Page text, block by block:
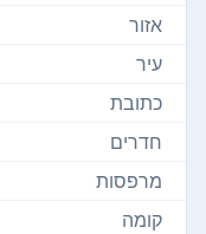
אזור
עיר
כתובת
חדרים
מרפסות
קומה